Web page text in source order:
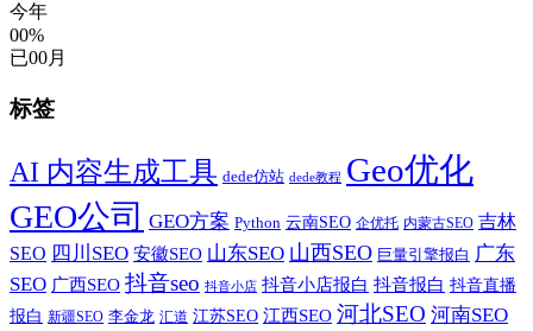
今年
00%
已00月
标签
AI 内容生成工具 dede仿站 dede教程 Geo优化
GEO公司 GEO方案 Python 云南SEO 企优托 内蒙古SEO 吉林
SEO 四川SEO 安徽SEO 山东SEO 山西SEO 巨量引擎报白 广东
SEO 广西SEO 抖音seo 抖音小店 抖音小店报白 抖音报白 抖音直播
报白 新疆SEO 李金龙 汇道 江苏SEO 江西SEO 河北SEO 河南SEO